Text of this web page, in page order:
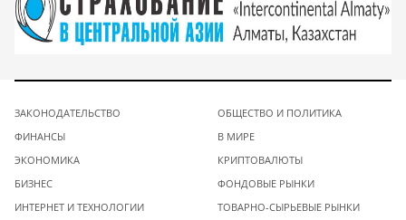
ЗАКОНОДАТЕЛЬСТВО
ФИНАНСЫ
ЭКОНОМИКА
БИЗНЕС
ИНТЕРНЕТ И ТЕХНОЛОГИИ
ОБЩЕСТВО И ПОЛИТИКА
В МИРЕ
КРИПТОВАЛЮТЫ
ФОНДОВЫЕ РЫНКИ
ТОВАРНО-СЫРЬЕВЫЕ РЫНКИ